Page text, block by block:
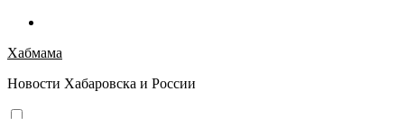
Перейти
содержимому
Хабмама
Новости Хабаровска и России